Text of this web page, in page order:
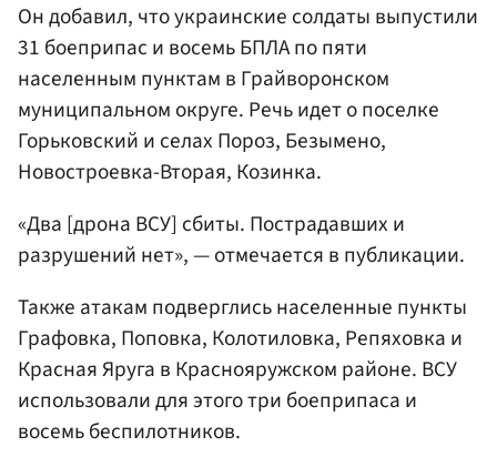
Он добавил, что украинские солдаты выпустили
31 боеприпас и восемь БПЛА по пяти
населенным пунктам в Грайворонском
муниципальном округе. Речь идет о поселке
Горьковский и селах Пороз, Безымено,
Новостроевка-Вторая, Козинка.
«Два [дрона ВСУ] сбиты. Пострадавших и
разрушений нет», — отмечается в публикации.
Также атакам подверглись населенные пункты
Графовка, Поповка, Колотиловка, Репяховка и
Красная Яруга в Краснояружском районе. ВСУ
использовали для этого три боеприпаса и
восемь беспилотников.